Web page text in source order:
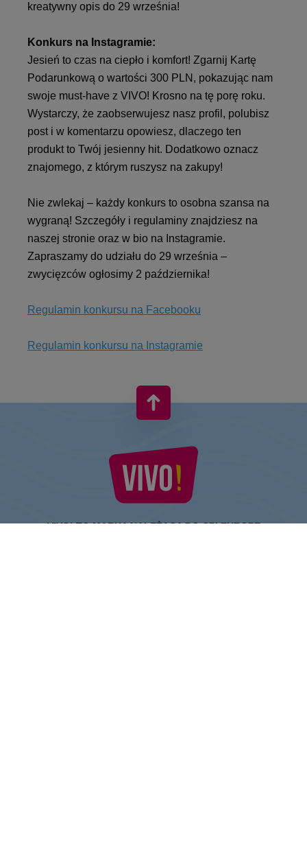
kreatywny opis do 29 września!
Konkurs na Instagramie:
Jesień to czas na ciepło i komfort! Zgarnij Kartę
Podarunkową o wartości 300 PLN, pokazując nam
swoje must-have z VIVO! Krosno na tę porę roku.
Wystarczy, że zaobserwujesz nasz profil, polubisz
post i w komentarzu opowiesz, dlaczego ten
produkt to Twój jesienny hit. Dodatkowo oznacz
znajomego, z którym ruszysz na zakupy!
Nie zwlekaj – każdy konkurs to osobna szansa na
wygraną! Szczegóły i regulaminy znajdziesz na
naszej stronie oraz w bio na Instagramie.
Zapraszamy do udziału do 29 września –
zwycięzców ogłosimy 2 października!
Regulamin konkursu na Facebooku
Regulamin konkursu na Instagramie
VIVO! TO MARKA NALEŻĄCA DO CPI EUROPE